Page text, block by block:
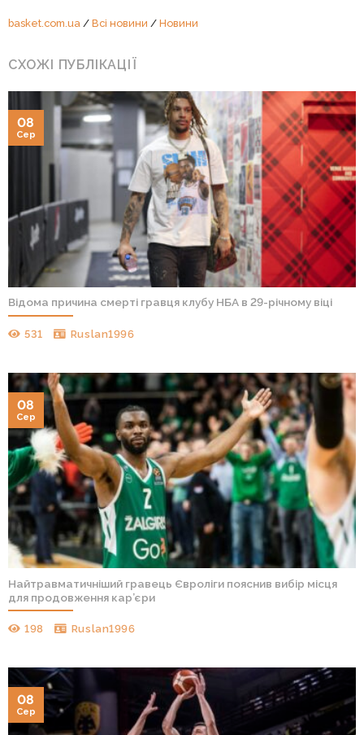
basket.com.ua / Всі новини / Новини
СХОЖІ ПУБЛІКАЦІЇ
Відома причина смерті гравця клубу НБА в 29-річному віці
531 Ruslan1996
08
Сер
Найтравматичніший гравець Євроліги пояснив вибір місця
для продовження кар’єри
198 Ruslan1996
08
Сер
08
Сер